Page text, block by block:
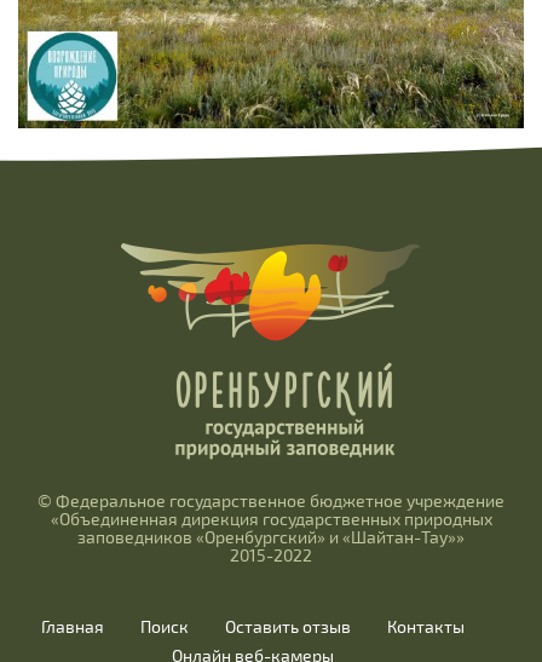
© Федеральное государственное бюджетное учреждение
«Объединенная дирекция государственных природных
заповедников «Оренбургский» и «Шайтан-Тау»»
2015-2022
Главная Поиск Оставить отзыв
Контакты
Онлайн веб-камеры